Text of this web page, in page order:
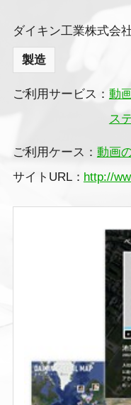
ダイキン工業株式会
製造
ご利用サービス： 動
ス
ご利用ケース： 動画
サイトURL： http://